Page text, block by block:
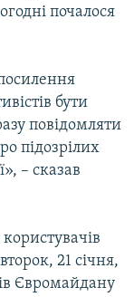
почалося
бути
повідомляти
підозрілих
– сказав
21 січня,
Євромайдану